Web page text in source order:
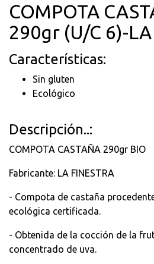
COMPOTA
290gr (U/C 6)-LA
Características:
Sin gluten
Ecológico
Descripción..:
COMPOTA CASTAÑA 290gr BIO
Fabricante: LA FINESTRA
- Compota de castaña
ecológica certificada.
- Obtenida de la cocción de la
concentrado de uva.